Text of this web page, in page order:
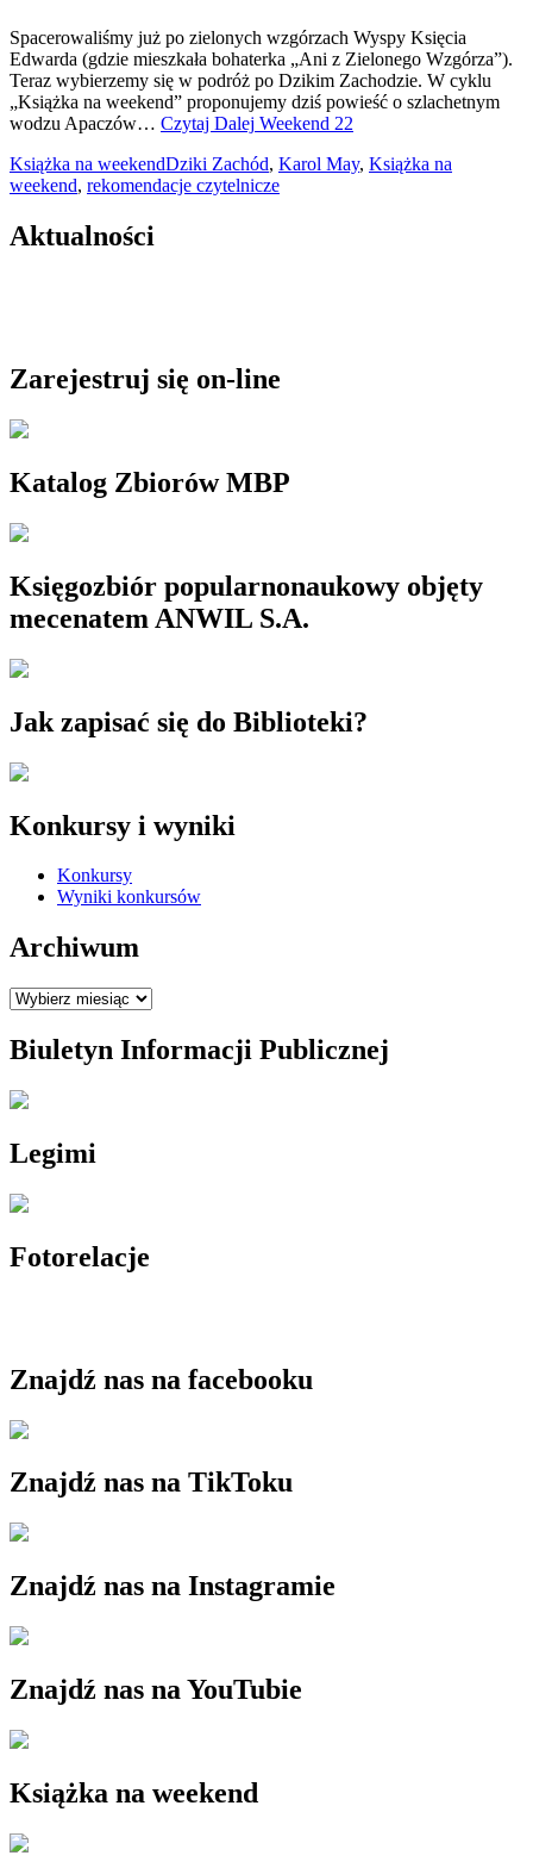
Spacerowaliśmy już po zielonych wzgórzach Wyspy Księcia
Edwarda (gdzie mieszkała bohaterka „Ani z Zielonego Wzgórza”).
Teraz wybierzemy się w podróż po Dzikim Zachodzie. W cyklu
„Książka na weekend” proponujemy dziś powieść o szlachetnym
wodzu Apaczów… Czytaj Dalej Weekend 22
Książka na weekendDziki Zachód, Karol May, Książka na
weekend, rekomendacje czytelnicze
Aktualności
Zarejestruj się on-line
Katalog Zbiorów MBP
Księgozbiór popularnonaukowy objęty
mecenatem ANWIL S.A.
Jak zapisać się do Biblioteki?
Konkursy i wyniki
Konkursy
Wyniki konkursów
Archiwum
Archiwum
Biuletyn Informacji Publicznej
Legimi
Fotorelacje
Znajdź nas na facebooku
Znajdź nas na TikToku
Znajdź nas na Instagramie
Znajdź nas na YouTubie
Książka na weekend